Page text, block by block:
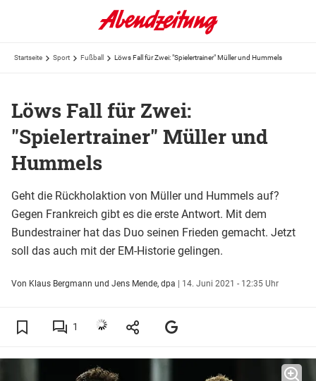
Startseite Sport Fußball Löws Fall für Zwei: "Spielertrainer" Müller und Hummels
Löws Fall für Zwei:
"Spielertrainer" Müller und
Hummels
Geht die Rückholaktion von Müller und Hummels auf?
Gegen Frankreich gibt es die erste Antwort. Mit dem
Bundestrainer hat das Duo seinen Frieden gemacht. Jetzt
soll das auch mit der EM-Historie gelingen.
Von Klaus Bergmann und Jens Mende, dpa | 14. Juni 2021 - 12:35 Uhr
1